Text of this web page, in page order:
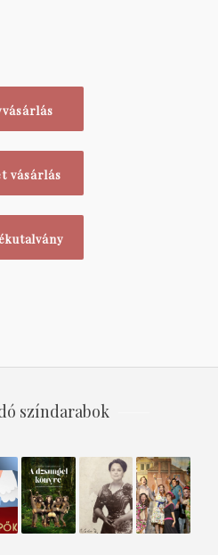
vásárlás
színdarabok
A
DZSUNGEL
KÖNYVE
A
nemzet
csalogánya
ANCONAI